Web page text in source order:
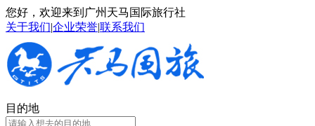
您好，欢迎来到广州天马国际旅行社
关于我们|企业荣誉|联系我们
目的地